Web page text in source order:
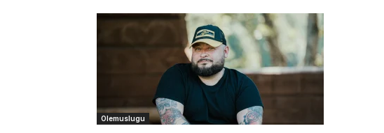
Olemuslugu